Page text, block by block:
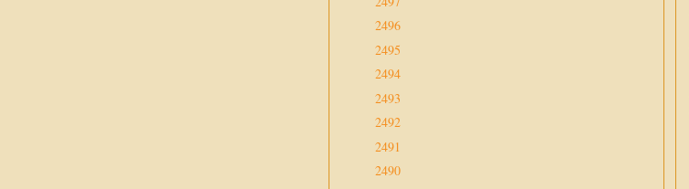
2496
2495
2494
2493
2492
2491
2490